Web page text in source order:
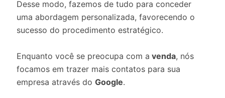
Desse modo, fazemos de tudo para conceder
uma abordagem personalizada, favorecendo o
sucesso do procedimento estratégico.
Enquanto você se preocupa com a venda, nós
focamos em trazer mais contatos para sua
empresa através do Google.